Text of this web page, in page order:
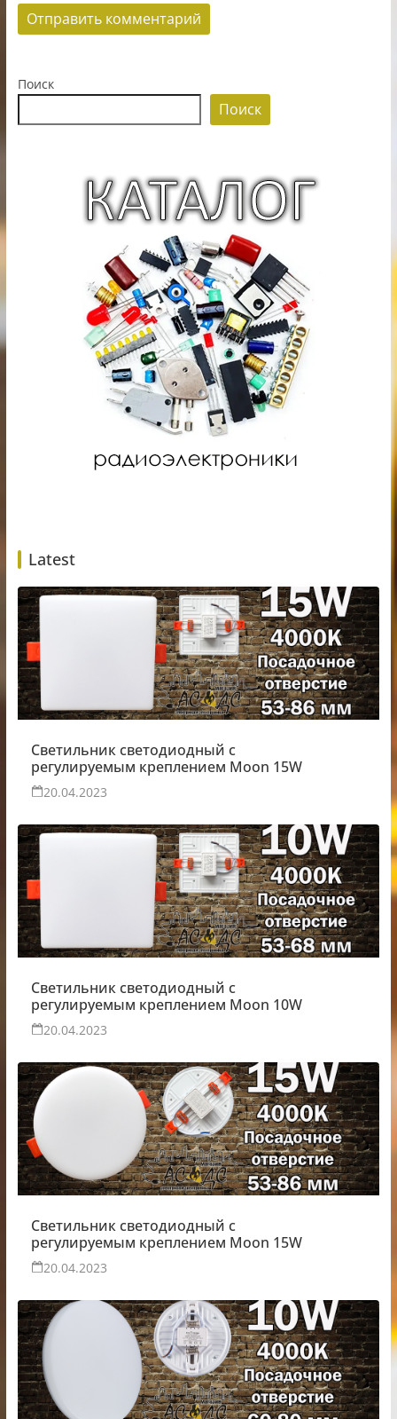
Поиск
Поиск
Latest
Светильник светодиодный с
регулируемым креплением Moon 15W
20.04.2023
Светильник светодиодный с
регулируемым креплением Moon 10W
20.04.2023
Светильник светодиодный с
регулируемым креплением Moon 15W
20.04.2023